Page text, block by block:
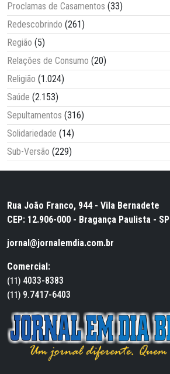
Proclamas de Casamentos (33)
Redescobrindo (261)
Região (5)
Relações de Consumo (20)
Religião (1.024)
Saúde (2.153)
Sepultamentos (316)
Solidariedade (14)
Sub-Versão (229)
Rua João Franco, 944 - Vila Bernadete
CEP: 12.906-000 - Bragança Paulista - SP
jornal@jornalemdia.com.br
Comercial:
(11) 4033-8383
(11) 9.7417-6403